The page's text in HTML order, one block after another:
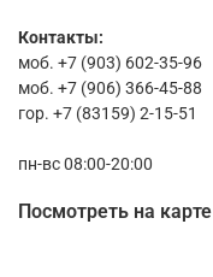
Контакты:
моб. +7 (903) 602-35-96
моб. +7 (906) 366-45-88
гор. +7 (83159) 2-15-51
пн-вс 08:00-20:00
Посмотреть на карте